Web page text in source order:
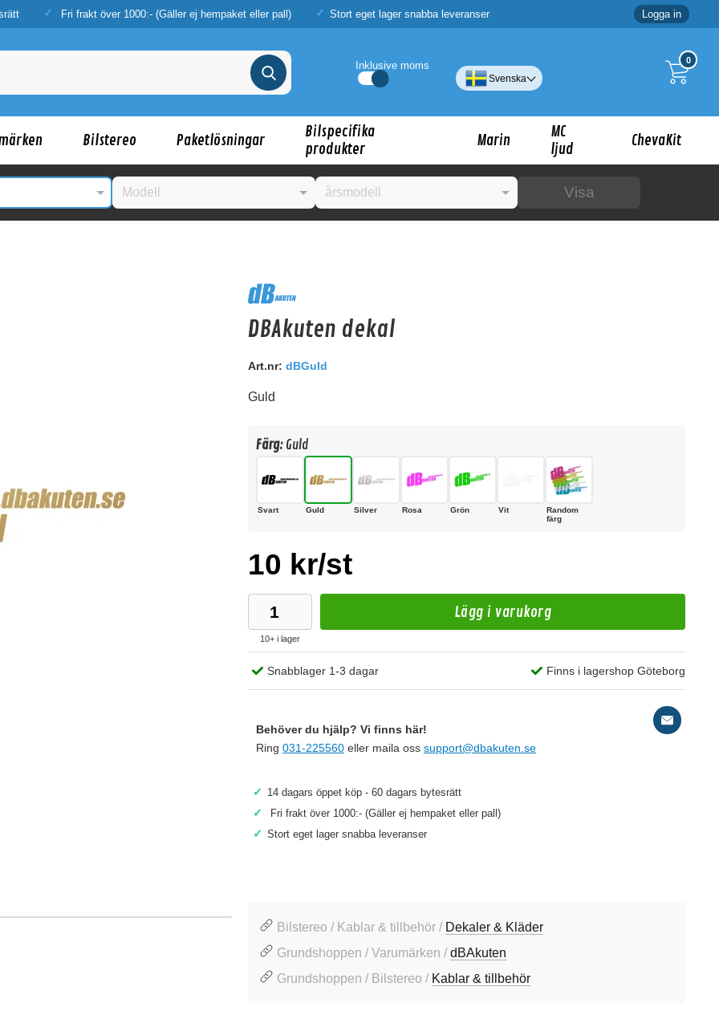
Fri frakt över 1000:- (Gäller ej hempaket eller pall) Stort eget lager snabba leveranser Logga in
0
Inklusive moms
Svenska
Bilstereo Paketlösningar
Bilspecifika
produkter
Marin
MC
ljud
ChevaKit
Visa
någon av dessa produkter kan intressera dig?
99 kr/st
DBAkuten dekal
Art.nr: dBGuld
Guld
Färg: Guld
Svart Guld Silver Rosa Grön Vit
Random
färg
10 kr/st
10+ i lager
Lägg i varukorg
Snabblager 1-3 dagar Finns i lagershop Göteborg
Behöver du hjälp? Vi finns här!
Ring 031-225560 eller maila oss support@dbakuten.se
✓ 14 dagars öppet köp - 60 dagars bytesrätt
✓ Fri frakt över 1000:- (Gäller ej hempaket eller pall)
✓ Stort eget lager snabba leveranser
Bilstereo / Kablar & tillbehör / Dekaler & Kläder
Grundshoppen / Varumärken /dBAkuten
Grundshoppen / Bilstereo / Kablar & tillbehör